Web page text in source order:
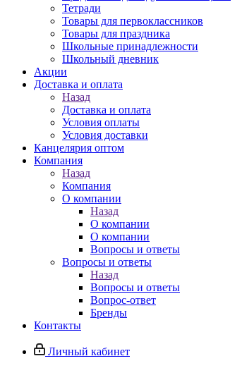
Тетради
Товары для первоклассников
Товары для праздника
Школьные принадлежности
Школьный дневник
Акции
Доставка и оплата
Назад
Доставка и оплата
Условия оплаты
Условия доставки
Канцелярия оптом
Компания
Назад
Компания
О компании
Назад
О компании
О компании
Вопросы и ответы
Вопросы и ответы
Назад
Вопросы и ответы
Вопрос-ответ
Бренды
Контакты
Личный кабинет